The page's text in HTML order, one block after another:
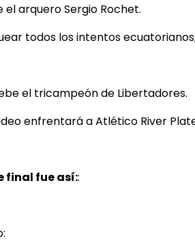
arquero Sergio Rochet.
todos los intentos
el tricampeón de Libertadores.
enfrentará a Atlético River
final fue así::